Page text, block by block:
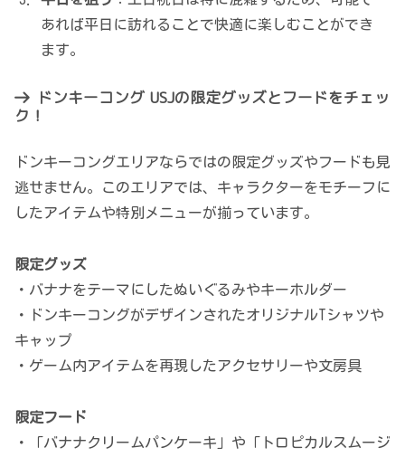
あれば平日に訪れることで快適に楽しむことができ
ます。
ドンキーコング USJの限定グッズとフードをチェッ
ク！
ドンキーコングエリアならではの限定グッズやフードも見
逃せません。このエリアでは、キャラクターをモチーフに
したアイテムや特別メニューが揃っています。
限定グッズ
・バナナをテーマにしたぬいぐるみやキーホルダー
・ドンキーコングがデザインされたオリジナルTシャツや
キャップ
・ゲーム内アイテムを再現したアクセサリーや文房具
限定フード
・「バナナクリームパンケーキ」や「トロピカルスムージ